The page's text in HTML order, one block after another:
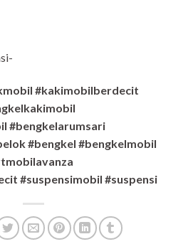
#kakimobilberdecit
#bengkelarumsari
#bengkel #bengkelmobil
#suspensimobil #suspensi